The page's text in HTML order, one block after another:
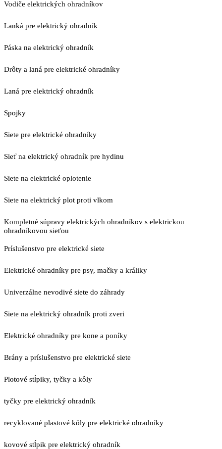
Vodiče elektrických ohradníkov
Lanká pre elektrický ohradník
Páska na elektrický ohradník
Drôty a laná pre elektrické ohradníky
Laná pre elektrický ohradník
Spojky
Siete pre elektrické ohradníky
Sieť na elektrický ohradník pre hydinu
Siete na elektrické oplotenie
Siete na elektrický plot proti vlkom
Kompletné súpravy elektrických ohradníkov s elektrickou
ohradníkovou sieťou
Príslušenstvo pre elektrické siete
Elektrické ohradníky pre psy, mačky a králiky
Univerzálne nevodivé siete do záhrady
Siete na elektrický ohradník proti zveri
Elektrické ohradníky pre kone a poníky
Brány a príslušenstvo pre elektrické siete
Plotové stĺpiky, tyčky a kôly
tyčky pre elektrický ohradník
recyklované plastové kôly pre elektrické ohradníky
kovové stĺpik pre elektrický ohradník